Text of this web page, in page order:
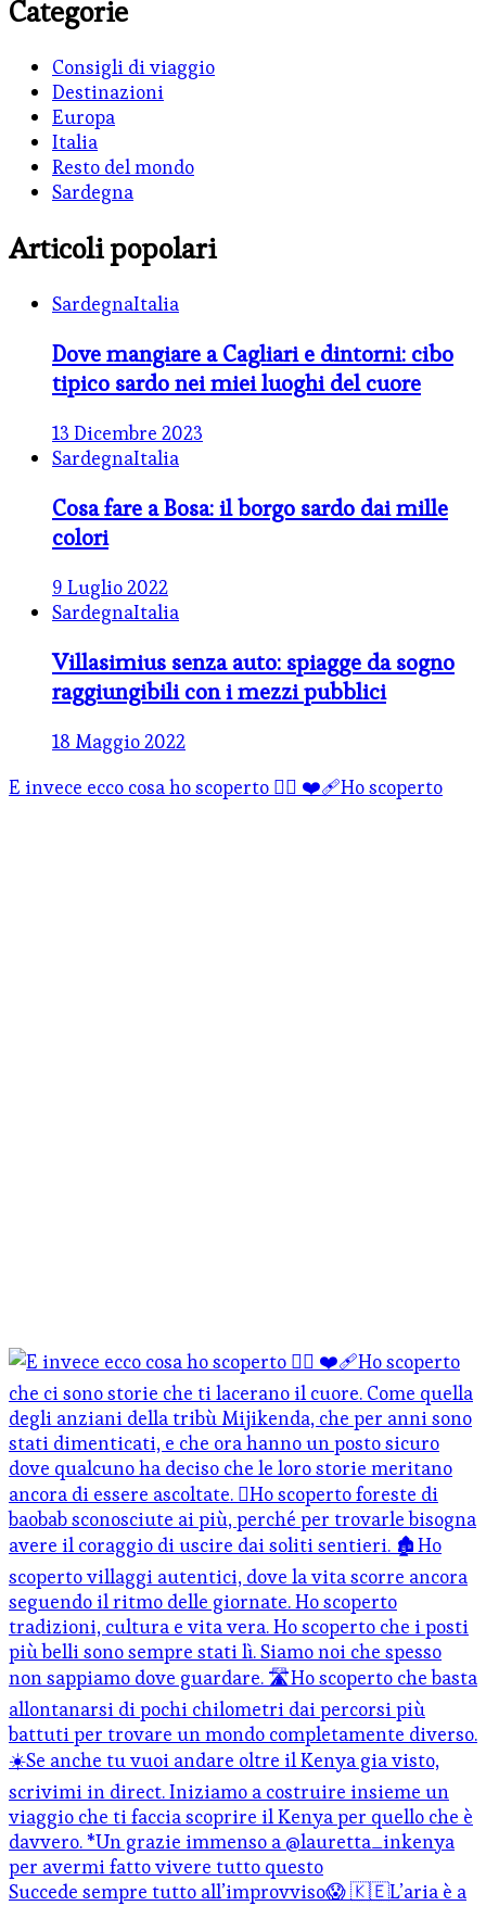
Categorie
Consigli di viaggio
Destinazioni
Europa
Italia
Resto del mondo
Sardegna
Articoli popolari
SardegnaItalia
Dove mangiare a Cagliari e dintorni: cibo
tipico sardo nei miei luoghi del cuore
13 Dicembre 2023
SardegnaItalia
Cosa fare a Bosa: il borgo sardo dai mille
colori
9 Luglio 2022
SardegnaItalia
Villasimius senza auto: spiagge da sogno
raggiungibili con i mezzi pubblici
18 Maggio 2022
E invece ecco cosa ho scoperto 👇🏻 ❤️‍🩹Ho scoperto
Succede sempre tutto all’improvviso😱 🇰🇪L’aria è a